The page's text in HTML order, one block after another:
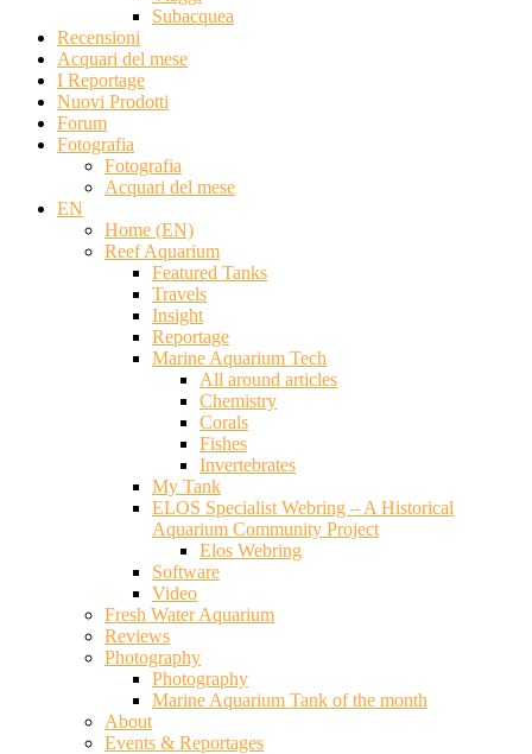
Subacquea
Recensioni
Acquari del mese
I Reportage
Nuovi Prodotti
Forum
Fotografia
Fotografia
Acquari del mese
EN
Home (EN)
Reef Aquarium
Featured Tanks
Travels
Insight
Reportage
Marine Aquarium Tech
All around articles
Chemistry
Corals
Fishes
Invertebrates
My Tank
ELOS Specialist Webring – A Historical
Aquarium Community Project
Elos Webring
Software
Video
Fresh Water Aquarium
Reviews
Photography
Photography
Marine Aquarium Tank of the month
About
Events & Reportages